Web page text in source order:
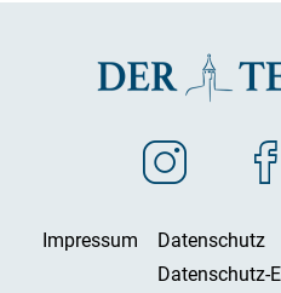
Impressum Datenschutz
Datenschutz-